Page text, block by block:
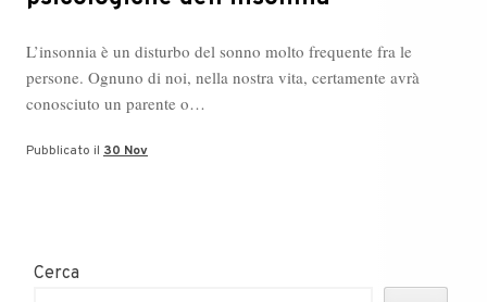
L’insonnia è un disturbo del sonno molto frequente fra le
persone. Ognuno di noi, nella nostra vita, certamente avrà
conosciuto un parente o…
Pubblicato il 30 Nov
Cerca